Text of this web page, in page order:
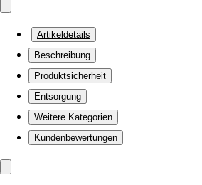
Artikeldetails
Beschreibung
Produktsicherheit
Entsorgung
Weitere Kategorien
Kundenbewertungen